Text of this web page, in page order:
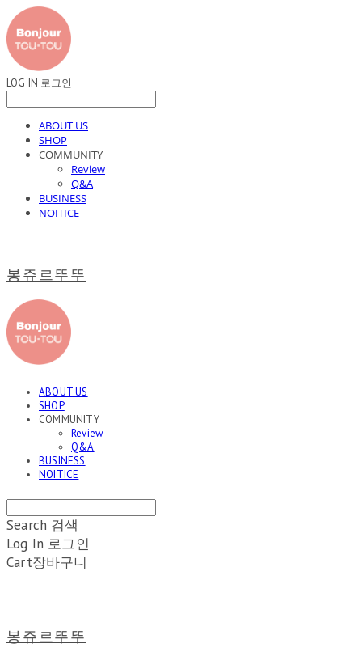
LOG IN 로그인
ABOUT US
SHOP
COMMUNITY
Review
Q&A
BUSINESS
NOITICE
봉쥬르뚜뚜
ABOUT US
SHOP
COMMUNITY
Review
Q&A
BUSINESS
NOITICE
Search 검색
Log In 로그인
Cart장바구니
봉쥬르뚜뚜